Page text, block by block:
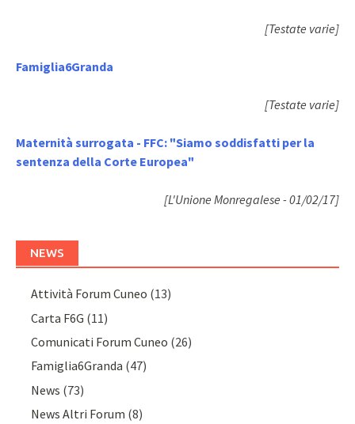
[Testate varie]
Famiglia6Granda
[Testate varie]
Maternità surrogata - FFC: "Siamo soddisfatti per la
sentenza della Corte Europea"
[L'Unione Monregalese - 01/02/17]
NEWS
Attività Forum Cuneo (13)
Carta F6G (11)
Comunicati Forum Cuneo (26)
Famiglia6Granda (47)
News (73)
News Altri Forum (8)